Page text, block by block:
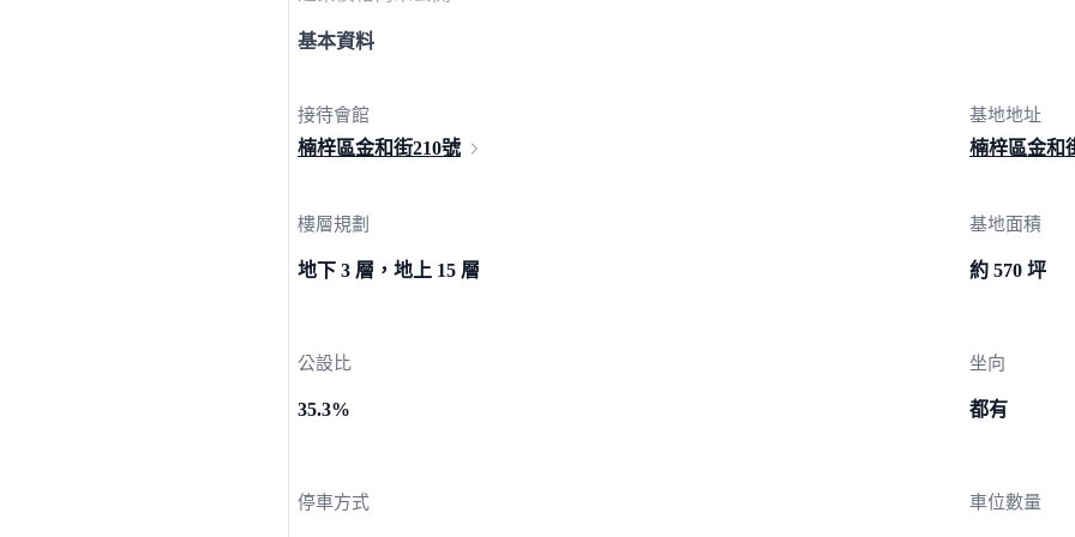
基本資料
接待會館
楠梓區金和街210號
基地地址
楠梓區金和
樓層規劃
地下 3 層，地上 15 層
基地面積
約 570 坪
公設比
35.3%
坐向
都有
停車方式 車位數量